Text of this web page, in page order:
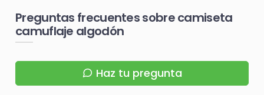
Preguntas frecuentes sobre camiseta
camuflaje algodón
Haz tu pregunta